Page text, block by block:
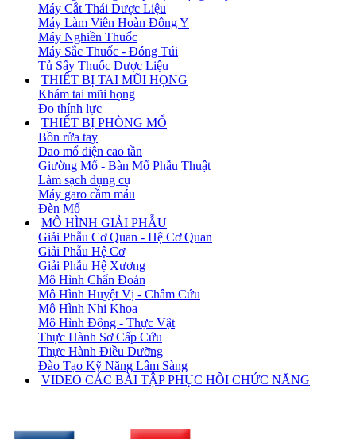
Máy Cắt Thái Dược Liệu
Máy Làm Viên Hoàn Đông Y
Máy Nghiền Thuốc
Máy Sắc Thuốc - Đóng Túi
Tủ Sấy Thuốc Dược Liệu
THIẾT BỊ TAI MŨI HỌNG
Khám tai mũi họng
Đo thính lực
THIẾT BỊ PHÒNG MỔ
Bồn rửa tay
Dao mổ điện cao tần
Giường Mổ - Bàn Mổ Phẫu Thuật
Làm sạch dụng cụ
Máy garo cầm máu
Đèn Mổ
MÔ HÌNH GIẢI PHẪU
Giải Phẫu Cơ Quan - Hệ Cơ Quan
Giải Phẫu Hệ Cơ
Giải Phẫu Hệ Xương
Mô Hình Chẩn Đoán
Mô Hình Huyệt Vị - Châm Cứu
Mô Hình Nhi Khoa
Mô Hình Động - Thực Vật
Thực Hành Sơ Cấp Cứu
Thực Hành Điều Dưỡng
Đào Tạo Kỹ Năng Lâm Sàng
VIDEO CÁC BÀI TẬP PHỤC HỒI CHỨC NĂNG